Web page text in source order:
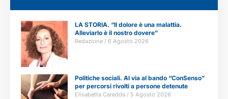
LA STORIA. “Il dolore è una malattia.
Alleviarlo è il nostro dovere”
Redazione 6 Agosto 2026
Politiche sociali. Al via al bando “ConSenso”
per percorsi rivolti a persone detenute
Elisabetta Caredda 5 Agosto 2026